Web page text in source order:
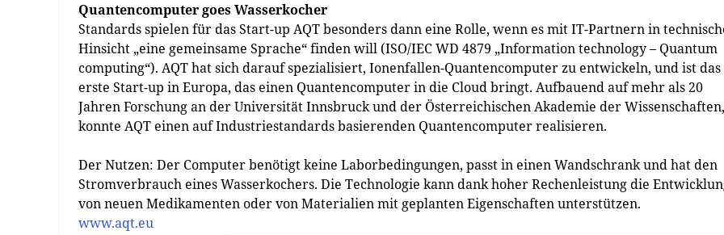
Quantencomputer goes Wasserkocher
Standards spielen für das Start-up AQT besonders dann eine Rolle, wenn es mit IT-Partnern in
Hinsicht „eine gemeinsame Sprache“ finden will (ISO/IEC WD 4879 „Information technology – Quantum
computing“). AQT hat sich darauf spezialisiert, Ionenfallen-Quantencomputer zu entwickeln, und ist das
erste Start-up in Europa, das einen Quantencomputer in die Cloud bringt. Aufbauend auf mehr als 20
Jahren Forschung an der Universität Innsbruck und der Österreichischen Akademie der Wissenschaften,
konnte AQT einen auf Industriestandards basierenden Quantencomputer realisieren.
Der Nutzen: Der Computer benötigt keine Laborbedingungen, passt in einen Wandschrank und hat den
Stromverbrauch eines Wasserkochers. Die Technologie kann dank hoher Rechenleistung die
von neuen Medikamenten oder von Materialien mit geplanten Eigenschaften unterstützen.
www.aqt.eu